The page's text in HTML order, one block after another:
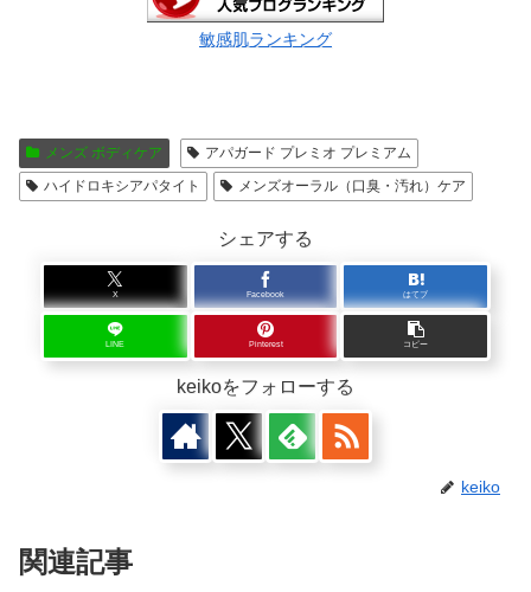
敏感肌ランキング
メンズ ボディケア
アパガード プレミオ プレミアム
ハイドロキシアパタイト
メンズオーラル（口臭・汚れ）ケア
シェアする
X Facebook はてブ
LINE Pinterest コピー
keikoをフォローする
keiko
関連記事